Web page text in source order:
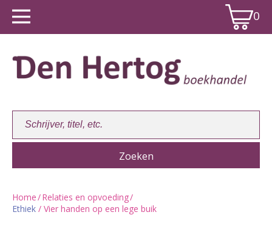
0
Home/Relaties en opvoeding/
Ethiek / Vier handen op een lege buik